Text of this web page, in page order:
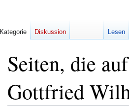
Seiten, die
Gottfried
Kategorie Diskussion Lesen